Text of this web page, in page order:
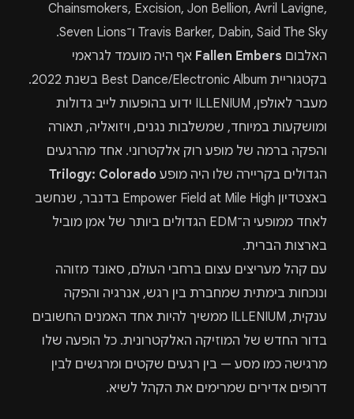
Chainsmokers, Excision, Jon Bellion, Avril Lavigne,
Travis Barker, Dabin, Said The Sky ו־Seven Lions.
האלבום Fallen Embers אף היה מועמד לגראמי
בקטגוריית Best Dance/Electronic Album בשנת 2022.
מעבר לאולפן, ILLENIUM ידוע בהופעות לייב גדולות
ומושקעות במיוחד, שמשלבות נגנים, ויזואליה, תאורה
והפקה ברמה של מופע רוק אלקטרוני. אחד מהרגעים
הגדולים בקריירה שלו היה מופע Trilogy: Colorado
באצטדיון Empower Field at Mile High בדנבר, שנחשב
לאחד ממופעי ה־EDM הגדולים ביותר של אמן מוביל
בארצות הברית.
עם קהל מעריצים עצום ברחבי העולם, סאונד מזוהה
ונוכחות בימתית שמחברת בין רגש, אנרגיה והפקה
ענקית, ILLENIUM ממשיך להיות אחד האמנים החשובים
בדור החדש של המוזיקה האלקטרונית. כל הופעה שלו
מרגישה כמו מסע — בין רגעים שקטים ומרגשים לבין
דרופים אדירים שמרימים את הקהל לשיא.